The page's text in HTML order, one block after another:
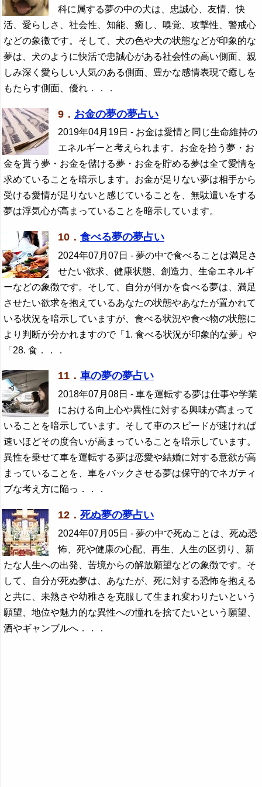
科に属する夢の中の犬は、忠誠心、友情、快
活、愛らしさ、社会性、知能、癒し、嗅覚、攻撃性、警戒心
などの象徴です。そして、犬の色や犬の状態などが印象的な
夢は、犬のように快活で忠誠心がある社会性の高い側面、親
しみ深く愛らしい人気のある側面、豊かな感情表現で癒しを
もたらす側面、優れ．．．
9． お金の夢の夢占い
2019年04月19日 - お金は愛情と同じ生命維持の
エネルギーと考えられます。お金を拾う夢・お
金を貰う夢・お金を儲ける夢・お金を貯める夢は全て愛情を
求めていることを暗示します。お金が足りない夢は相手から
受ける愛情が足りないと感じていることを、無駄遣いをする
夢は浮気心が高まっていることを暗示しています。
10． 食べる夢の夢占い
2024年07月07日 - 夢の中で食べることは満足さ
せたい欲求、健康状態、創造力、生命エネルギ
ーなどの象徴です。そして、自分が何かを食べる夢は、満足
させたい欲求を抱えているあなたの状態やあなたが置かれて
いる状況を暗示していますが、食べる状況や食べ物の状態に
より判断が分かれますので「1. 食べる状況が印象的な夢」や
「28. 食．．．
11． 車の夢の夢占い
2018年07月08日 - 車を運転する夢は仕事や学業
における向上心や異性に対する興味が高まって
いることを暗示しています。そして車のスピードが速ければ
速いほどその度合いが高まっていることを暗示しています。
異性を乗せて車を運転する夢は恋愛や結婚に対する意欲が高
まっていることを、車をバックさせる夢は保守的でネガティ
ブな考え方に陥っ．．．
12． 死ぬ夢の夢占い
2024年07月05日 - 夢の中で死ぬことは、死ぬ恐
怖、死や健康の心配、再生、人生の区切り、新
たな人生への出発、苦境からの解放願望などの象徴です。そ
して、自分が死ぬ夢は、あなたが、死に対する恐怖を抱える
と共に、未熟さや幼稚さを克服して生まれ変わりたいという
願望、地位や魅力的な異性への憧れを捨てたいという願望、
酒やギャンブルへ．．．